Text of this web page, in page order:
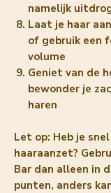
namelijk
Laat je haar
of gebruik een
volume
Geniet van de
bewonder je
haren
Let op: Heb je
haaraanzet?
Bar dan alleen in
punten, anders